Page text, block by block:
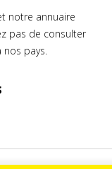
notre annuaire
pas de consulter
nos pays.